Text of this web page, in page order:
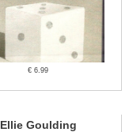
€ 6.99
Ellie Goulding